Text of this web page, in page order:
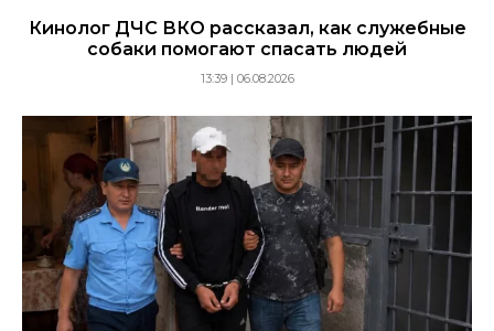
Кинолог ДЧС ВКО рассказал, как служебные
собаки помогают спасать людей
13:39 | 06.08.2026